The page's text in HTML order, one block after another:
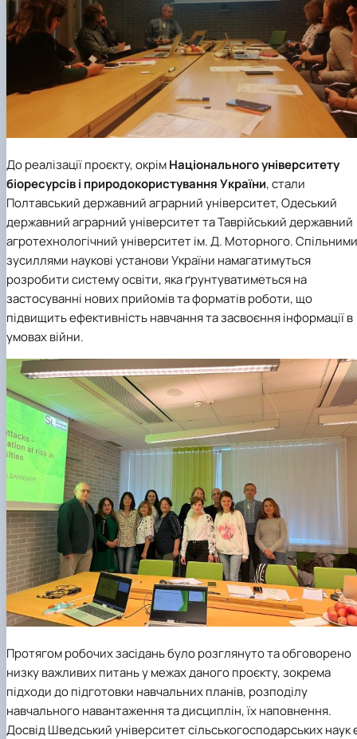
До реалізації проєкту, окрімНаціонального університету
біоресурсів і природокористування України, стали
Полтавський державний аграрний університет, Одеський
державний аграрний університет та Таврійський державний
агротехнологічний університет ім. Д. Моторного. Спільними
зусиллями наукові установи України намагатимуться
розробити систему освіти, яка ґрунтуватиметься на
застосуванні нових прийомів та форматів роботи, що
підвищить ефективність навчання та засвоєння інформації в
умовах війни.
Протягом робочих засідань було розглянуто та обговорено
низку важливих питань у межах даного проєкту, зокрема
підходи до підготовки навчальних планів, розподілу
навчального навантаження та дисциплін, їх наповнення.
Досвід Шведський університет сільськогосподарських наук